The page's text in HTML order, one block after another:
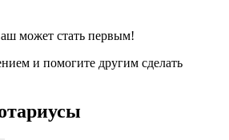
может стать первым!
и помогите другим сделать